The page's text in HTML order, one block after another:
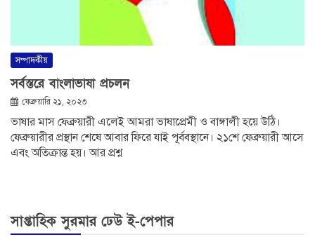
সম্পাদকীয়
সর্বস্তরে বাংলাভাষা প্রচলন
ফেব্রুয়ারি ২১, ২০২৩
ভাষার মাস ফেব্রুয়ারী এলেই আমরা ভাষাপ্রেমী ও বাঙ্গালী হয়ে উঠি।
ফেব্রুয়ারীর প্রস্থান শেষে আবার ফিরে যাই পূর্ববস্থানে। ২১শে ফেব্রুয়ারী আসে
এবং অতিক্রান্ত হয়। আর প্রশ্ন
সাপ্তাহিক সুরমার ঢেউ ই-পেপার